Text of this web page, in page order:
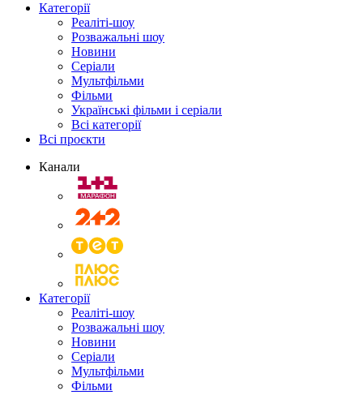
Категорії
Реаліті-шоу
Розважальні шоу
Новини
Серіали
Мультфільми
Фільми
Українські фільми і серіали
Всі категорії
Всі проєкти
Канали
Категорії
Реаліті-шоу
Розважальні шоу
Новини
Серіали
Мультфільми
Фільми